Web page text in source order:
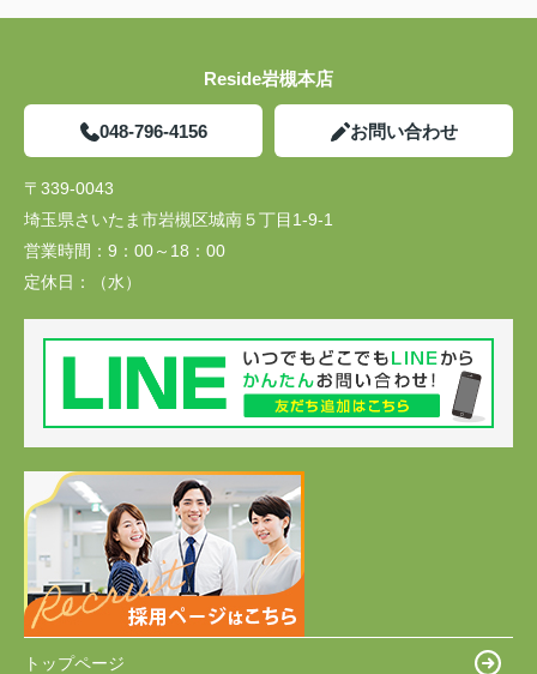
Reside岩槻本店
048-796-4156 お問い合わせ
〒339-0043
埼玉県さいたま市岩槻区城南５丁目1-9-1
営業時間： 9：00～18：00
定休日：
（水）
トップページ